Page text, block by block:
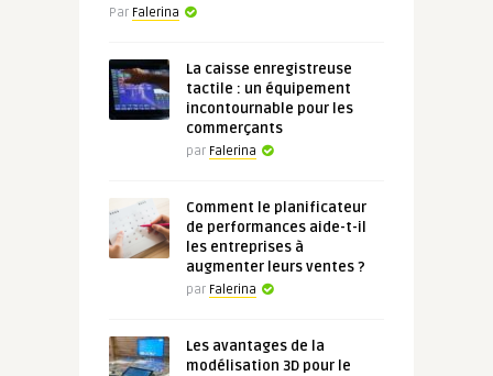
Par Falerina
La caisse enregistreuse
tactile : un équipement
incontournable pour les
commerçants
par Falerina
Comment le planificateur
de performances aide-t-il
les entreprises à
augmenter leurs ventes ?
par Falerina
Les avantages de la
modélisation 3D pour le